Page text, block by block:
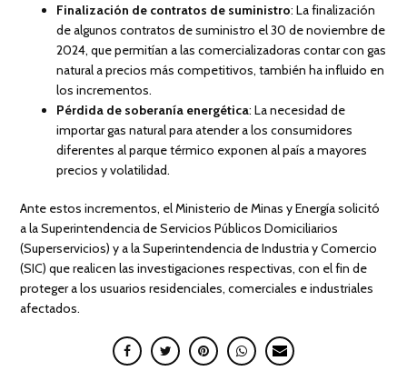
Finalización de contratos de suministro: La finalización
de algunos contratos de suministro el 30 de noviembre de
2024, que permitían a las comercializadoras contar con gas
natural a precios más competitivos, también ha influido en
los incrementos.
Pérdida de soberanía energética: La necesidad de
importar gas natural para atender a los consumidores
diferentes al parque térmico exponen al país a mayores
precios y volatilidad.
Ante estos incrementos, el Ministerio de Minas y Energía solicitó
a la Superintendencia de Servicios Públicos Domiciliarios
(Superservicios) y a la Superintendencia de Industria y Comercio
(SIC) que realicen las investigaciones respectivas, con el fin de
proteger a los usuarios residenciales, comerciales e industriales
afectados.